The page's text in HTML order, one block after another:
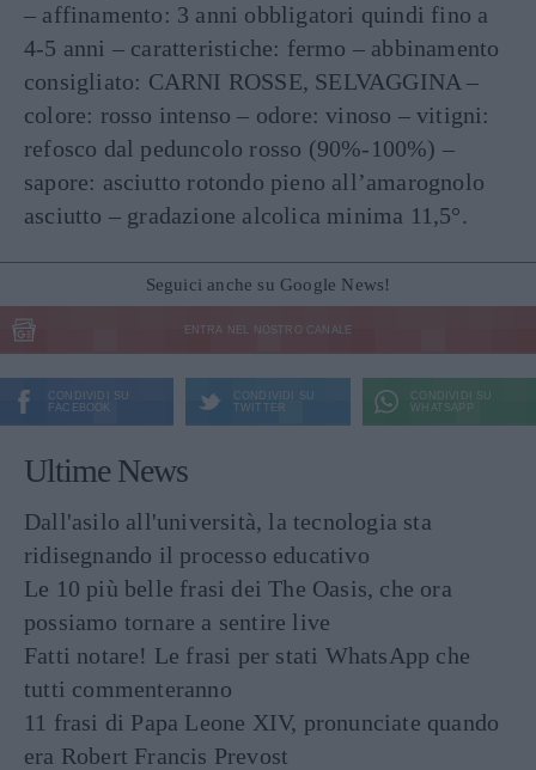
– affinamento: 3 anni obbligatori quindi fino a
4-5 anni – caratteristiche: fermo – abbinamento
consigliato: CARNI ROSSE, SELVAGGINA –
colore: rosso intenso – odore: vinoso – vitigni:
refosco dal peduncolo rosso (90%-100%) –
sapore: asciutto rotondo pieno all’amarognolo
asciutto – gradazione alcolica minima 11,5°.
Seguici anche su Google News!
ENTRA NEL NOSTRO CANALE
CONDIVIDI SU
FACEBOOK
CONDIVIDI SU
TWITTER
CONDIVIDI SU
WHATSAPP
Ultime News
Dall'asilo all'università, la tecnologia sta
ridisegnando il processo educativo
Le 10 più belle frasi dei The Oasis, che ora
possiamo tornare a sentire live
Fatti notare! Le frasi per stati WhatsApp che
tutti commenteranno
11 frasi di Papa Leone XIV, pronunciate quando
era Robert Francis Prevost